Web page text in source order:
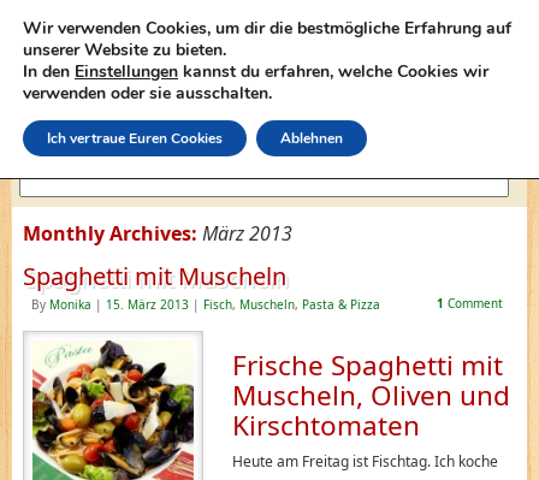
lasagne-rezepte.net
Monthly Archives: März 2013
Spaghetti mit Muscheln
By Monika | 15. März 2013 | Fisch, Muscheln, Pasta & Pizza 1 Comment
Frische Spaghetti mit
Muscheln, Oliven und
Kirschtomaten
Heute am Freitag ist Fischtag. Ich koche
Wir verwenden Cookies, um dir die bestmögliche Erfahrung auf
unserer Website zu bieten.
In den Einstellungen kannst du erfahren, welche Cookies wir
verwenden oder sie ausschalten.
Ich vertraue Euren Cookies Ablehnen